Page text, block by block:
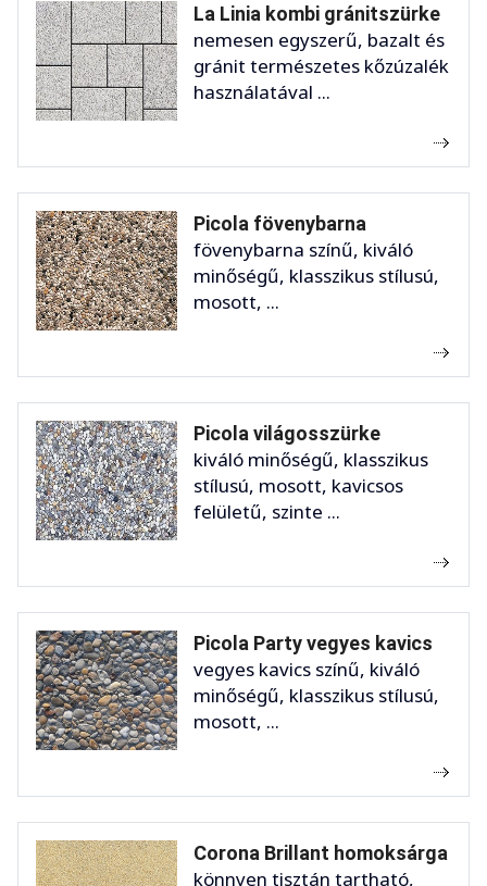
La Linia kombi gránitszürke
nemesen egyszerű, bazalt és
gránit természetes kőzúzalék
használatával ...
Picola fövenybarna
fövenybarna színű, kiváló
minőségű, klasszikus stílusú,
mosott, ...
Picola világosszürke
kiváló minőségű, klasszikus
stílusú, mosott, kavicsos
felületű, szinte ...
Picola Party vegyes kavics
vegyes kavics színű, kiváló
minőségű, klasszikus stílusú,
mosott, ...
Corona Brillant homoksárga
könnyen tisztán tartható,